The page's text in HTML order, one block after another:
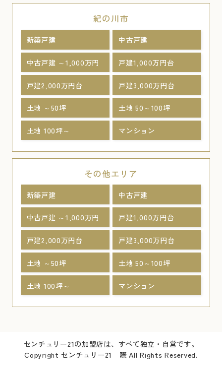
紀の川市
新築戸建 中古戸建
中古戸建 ～1,000万円 戸建1,000万円台
戸建2,000万円台 戸建3,000万円台
土地 ～50坪 土地 50～100坪
土地 100坪～ マンション
その他エリア
新築戸建 中古戸建
中古戸建 ～1,000万円 戸建1,000万円台
戸建2,000万円台 戸建3,000万円台
土地 ～50坪 土地 50～100坪
土地 100坪～ マンション
センチュリー21の加盟店は、すべて独立・自営です。
Copyright センチュリー21 際 All Rights Reserved.